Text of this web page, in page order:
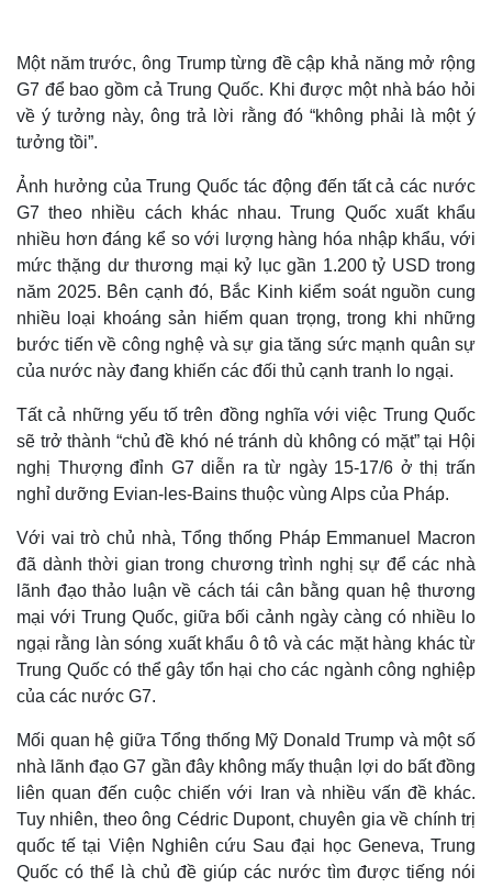
Thế giới
Quan sát
Cuộc sống đó đây
Hồ sơ
Multimedia
Video
Ảnh
E-Magazine
Infographic
Một năm trước, ông Trump từng đề cập khả năng mở rộng
G7 để bao gồm cả Trung Quốc. Khi được một nhà báo hỏi
về ý tưởng này, ông trả lời rằng đó “không phải là một ý
tưởng tồi”.
Ảnh hưởng của Trung Quốc tác động đến tất cả các nước
G7 theo nhiều cách khác nhau. Trung Quốc xuất khẩu
nhiều hơn đáng kể so với lượng hàng hóa nhập khẩu, với
mức thặng dư thương mại kỷ lục gần 1.200 tỷ USD trong
năm 2025. Bên cạnh đó, Bắc Kinh kiểm soát nguồn cung
nhiều loại khoáng sản hiếm quan trọng, trong khi những
bước tiến về công nghệ và sự gia tăng sức mạnh quân sự
của nước này đang khiến các đối thủ cạnh tranh lo ngại.
Tất cả những yếu tố trên đồng nghĩa với việc Trung Quốc
sẽ trở thành “chủ đề khó né tránh dù không có mặt” tại Hội
nghị Thượng đỉnh G7 diễn ra từ ngày 15-17/6 ở thị trấn
nghỉ dưỡng Evian-les-Bains thuộc vùng Alps của Pháp.
Với vai trò chủ nhà, Tổng thống Pháp Emmanuel Macron
đã dành thời gian trong chương trình nghị sự để các nhà
lãnh đạo thảo luận về cách tái cân bằng quan hệ thương
mại với Trung Quốc, giữa bối cảnh ngày càng có nhiều lo
ngại rằng làn sóng xuất khẩu ô tô và các mặt hàng khác từ
Trung Quốc có thể gây tổn hại cho các ngành công nghiệp
của các nước G7.
Mối quan hệ giữa Tổng thống Mỹ Donald Trump và một số
nhà lãnh đạo G7 gần đây không mấy thuận lợi do bất đồng
liên quan đến cuộc chiến với Iran và nhiều vấn đề khác.
Tuy nhiên, theo ông Cédric Dupont, chuyên gia về chính trị
quốc tế tại Viện Nghiên cứu Sau đại học Geneva, Trung
Quốc có thể là chủ đề giúp các nước tìm được tiếng nói